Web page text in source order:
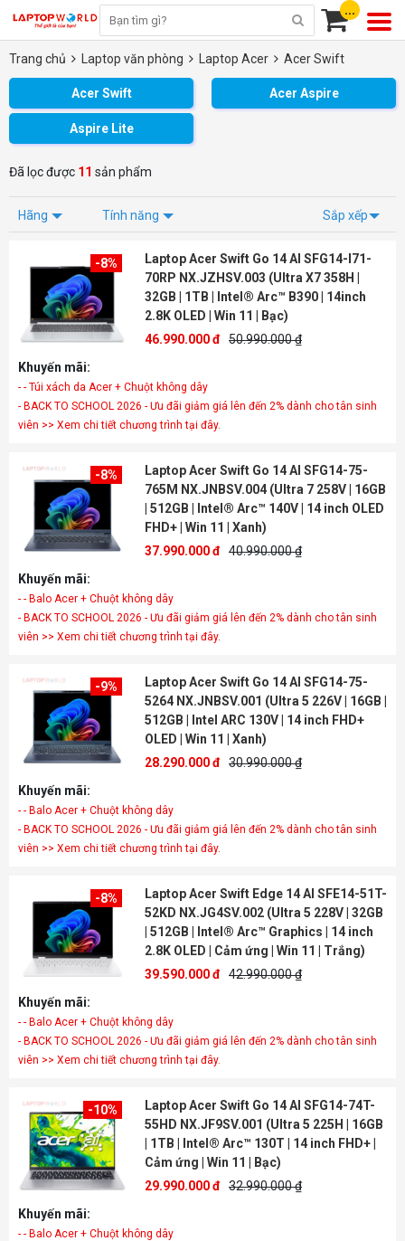
...
Trang chủ Laptop văn phòng Laptop Acer Acer Swift
Acer Swift Acer Aspire
Aspire Lite
Đã lọc được 11 sản phẩm
Hãng Tính năng Sắp xếp
-8%
Laptop Acer Swift Go 14 AI SFG14-I71-
70RP NX.JZHSV.003 (Ultra X7 358H |
32GB | 1TB | Intel® Arc™ B390 | 14inch
2.8K OLED | Win 11 | Bạc)
46.990.000 đ 50.990.000 ₫
Khuyến mãi:
- - Túi xách da Acer + Chuột không dây
- BACK TO SCHOOL 2026 - Ưu đãi giảm giá lên đến 2% dành cho tân sinh
viên >> Xem chi tiết chương trình tại đây.
-8%
Laptop Acer Swift Go 14 AI SFG14-75-
765M NX.JNBSV.004 (Ultra 7 258V | 16GB
| 512GB | Intel® Arc™ 140V | 14 inch OLED
FHD+ | Win 11 | Xanh)
37.990.000 đ 40.990.000 ₫
Khuyến mãi:
- - Balo Acer + Chuột không dây
- BACK TO SCHOOL 2026 - Ưu đãi giảm giá lên đến 2% dành cho tân sinh
viên >> Xem chi tiết chương trình tại đây.
-9%
Laptop Acer Swift Go 14 AI SFG14-75-
5264 NX.JNBSV.001 (Ultra 5 226V | 16GB |
512GB | Intel ARC 130V | 14 inch FHD+
OLED | Win 11 | Xanh)
28.290.000 đ 30.990.000 ₫
Khuyến mãi:
- - Balo Acer + Chuột không dây
- BACK TO SCHOOL 2026 - Ưu đãi giảm giá lên đến 2% dành cho tân sinh
viên >> Xem chi tiết chương trình tại đây.
-8%
Laptop Acer Swift Edge 14 AI SFE14-51T-
52KD NX.JG4SV.002 (Ultra 5 228V | 32GB
| 512GB | Intel® Arc™ Graphics | 14 inch
2.8K OLED | Cảm ứng | Win 11 | Trắng)
39.590.000 đ 42.990.000 ₫
Khuyến mãi:
- - Balo Acer + Chuột không dây
- BACK TO SCHOOL 2026 - Ưu đãi giảm giá lên đến 2% dành cho tân sinh
viên >> Xem chi tiết chương trình tại đây.
-10%
Laptop Acer Swift Go 14 AI SFG14-74T-
55HD NX.JF9SV.001 (Ultra 5 225H | 16GB
| 1TB | Intel® Arc™ 130T | 14 inch FHD+ |
Cảm ứng | Win 11 | Bạc)
29.990.000 đ 32.990.000 ₫
Khuyến mãi:
- - Balo Acer + Chuột không dây